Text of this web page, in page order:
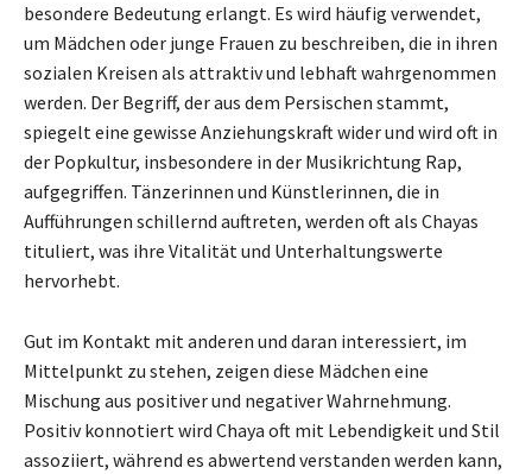
besondere Bedeutung erlangt. Es wird häufig verwendet,
um Mädchen oder junge Frauen zu beschreiben, die in ihren
sozialen Kreisen als attraktiv und lebhaft wahrgenommen
werden. Der Begriff, der aus dem Persischen stammt,
spiegelt eine gewisse Anziehungskraft wider und wird oft in
der Popkultur, insbesondere in der Musikrichtung Rap,
aufgegriffen. Tänzerinnen und Künstlerinnen, die in
Aufführungen schillernd auftreten, werden oft als Chayas
tituliert, was ihre Vitalität und Unterhaltungswerte
hervorhebt.
Gut im Kontakt mit anderen und daran interessiert, im
Mittelpunkt zu stehen, zeigen diese Mädchen eine
Mischung aus positiver und negativer Wahrnehmung.
Positiv konnotiert wird Chaya oft mit Lebendigkeit und Stil
assoziiert, während es abwertend verstanden werden kann,